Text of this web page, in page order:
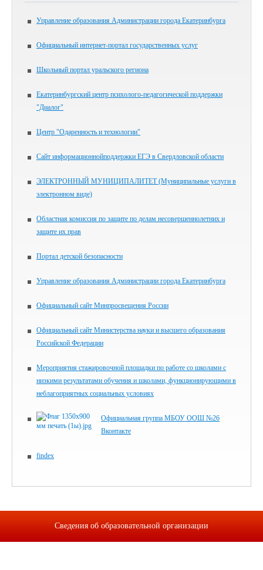
Управление образования Администрации города Екатеринбурга
Официальный интернет-портал государственных услуг
Школьный портал уральского региона
Екатеринбургский центр психолого-педагогической поддержки
"Диалог"
Центр "Одаренность и технологии"
Сайт информационнойподдержки ЕГЭ в Свердловской области
ЭЛЕКТРОННЫЙ МУНИЦИПАЛИТЕТ (Муниципальные услуги в
электронном виде)
Областная комиссия по защите по делам несовершеннолетних и
защите их прав
Портал детской безопасности
Управление образования Администрации города Екатеринбурга
Официальный сайт Минпросвещения России
Официальный сайт Министерства науки и высшего образования
Российской Федерации
Мероприятия стажировочной площадки по работе со школами с
низкими результатами обучения и школами, функционирующими в
неблагоприятных социальных условиях
Официальная группа МБОУ ООШ №26
Вконтакте
findex
Сведения об образовательной организации